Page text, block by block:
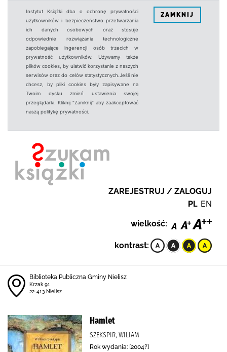
Instytut Książki dba o ochronę prywatności
użytkowników i bezpieczeństwo przetwarzania
ich danych osobowych oraz stosuje
odpowiednie rozwiązania technologiczne
zapobiegające ingerencji osób trzecich w
prywatność użytkowników. Używamy także
plików cookies, by ułatwić korzystanie z naszych
serwisów oraz do celów statystycznych.Jeśli nie
chcesz, by pliki cookies były zapisywane na
Twoim dysku zmień ustawienia swojej
przeglądarki. Kliknij "Zamknij" aby zaakceptować
naszą politykę prywatności.
ZAMKNIJ
ZAREJESTRUJ / ZALOGUJ
PL EN
wielkość:
kontrast:
Biblioteka Publiczna Gminy Nielisz
Krzak 91
22-413 Nielisz
Hamlet
SZEKSPIR, WILIAM
Rok wydania: [2004?]